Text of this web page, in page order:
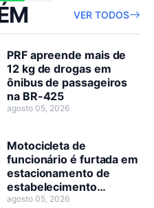
VER TODOS
PRF apreende mais de
12 kg de drogas em
ônibus de passageiros
na BR-425
agosto 05, 2026
Motocicleta de
funcionário é furtada em
estacionamento de
estabelecimento
comercial
agosto 05, 2026